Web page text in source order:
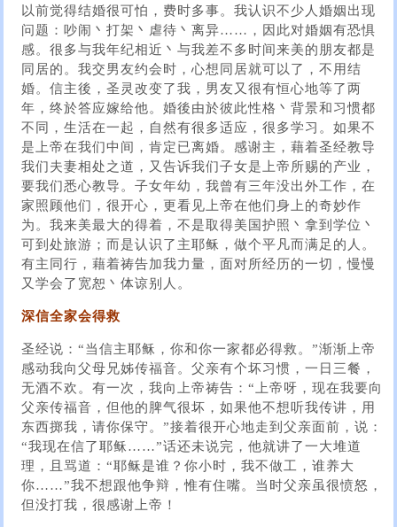
以前觉得结婚很可怕，费时多事。我认识不少人婚姻出现
问题：吵闹丶打架丶虐待丶离异……，因此对婚姻有恐惧
感。很多与我年纪相近丶与我差不多时间来美的朋友都是
同居的。我交男友约会时，心想同居就可以了，不用结
婚。信主後，圣灵改变了我，男友又很有恒心地等了两
年，终於答应嫁给他。婚後由於彼此性格丶背景和习惯都
不同，生活在一起，自然有很多适应，很多学习。如果不
是上帝在我们中间，肯定已离婚。感谢主，藉着圣经教导
我们夫妻相处之道，又告诉我们子女是上帝所赐的产业，
要我们悉心教导。子女年幼，我曾有三年没出外工作，在
家照顾他们，很开心，更看见上帝在他们身上的奇妙作
为。我来美最大的得着，不是取得美国护照丶拿到学位丶
可到处旅游；而是认识了主耶稣，做个平凡而满足的人。
有主同行，藉着祷告加我力量，面对所经历的一切，慢慢
又学会了宽恕丶体谅别人。
深信全家会得救
圣经说：“当信主耶稣，你和你一家都必得救。”渐渐上帝
感动我向父母兄姊传福音。父亲有个坏习惯，一日三餐，
无酒不欢。有一次，我向上帝祷告：“上帝呀，现在我要向
父亲传福音，但他的脾气很坏，如果他不想听我传讲，用
东西掷我，请你保守。”接着很开心地走到父亲面前，说：
“我现在信了耶稣……”话还未说完，他就讲了一大堆道
理，且骂道：“耶稣是谁？你小时，我不做工，谁养大
你……”我不想跟他争辩，惟有住嘴。当时父亲虽很愤怒，
但没打我，很感谢上帝！